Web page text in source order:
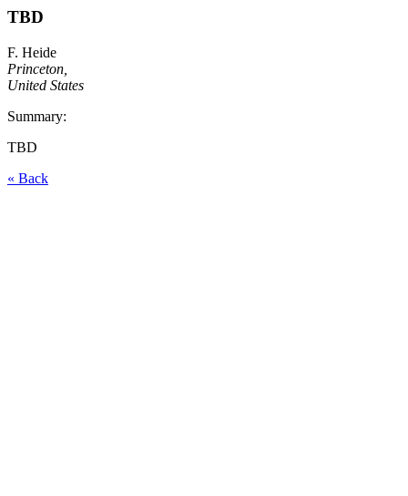
TBD
F. Heide
Princeton,
United States
Summary:
TBD
« Back